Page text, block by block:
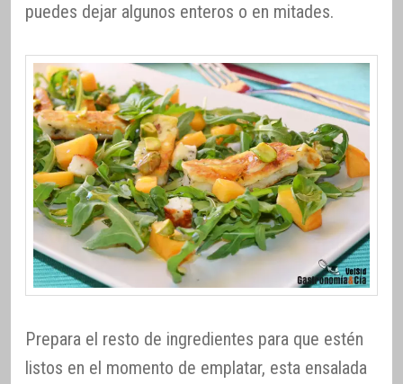
puedes dejar algunos enteros o en mitades.
Prepara el resto de ingredientes para que estén
listos en el momento de emplatar, esta ensalada